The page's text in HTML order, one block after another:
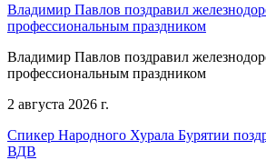
Владимир Павлов поздравил
профессиональным праздником
Владимир Павлов поздравил
профессиональным праздником
2 августа 2026 г.
Спикер Народного Хурала Бурятии
ВДВ